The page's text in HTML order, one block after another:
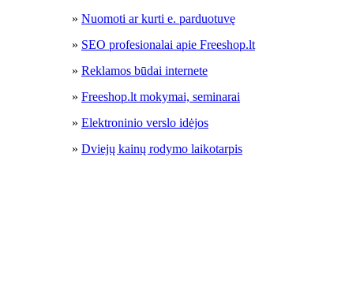
» Nuomoti ar kurti e. parduotuvę
» SEO profesionalai apie Freeshop.lt
» Reklamos būdai internete
» Freeshop.lt mokymai, seminarai
» Elektroninio verslo idėjos
» Dviejų kainų rodymo laikotarpis